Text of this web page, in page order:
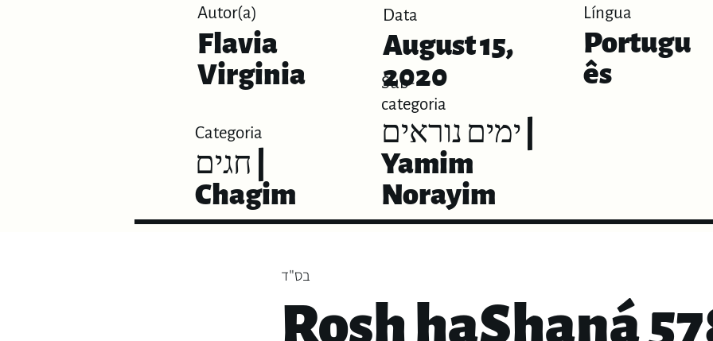
Autor(a)
Flavia
Virginia
Data
August 15,
2020
Língua
Portugu
ês
Categoria
חגים |
Chagim
Sub-
categoria
ימים נוראים |
Yamim
Norayim
בס"ד
Rosh haShaná